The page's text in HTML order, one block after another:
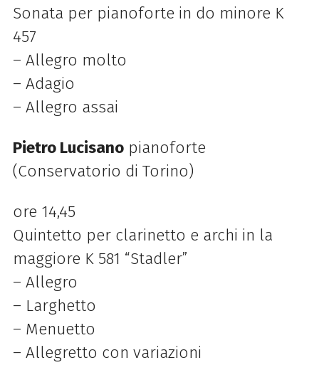
Sonata per pianoforte in do minore K
457
– Allegro molto
– Adagio
– Allegro assai
Pietro Lucisano pianoforte
(Conservatorio di Torino)
ore 14,45
Quintetto per clarinetto e archi in la
maggiore K 581 “Stadler”
– Allegro
– Larghetto
– Menuetto
– Allegretto con variazioni